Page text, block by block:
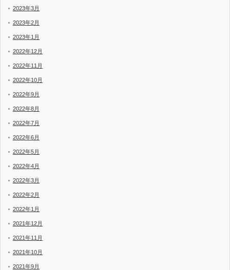
2023年3月
2023年2月
2023年1月
2022年12月
2022年11月
2022年10月
2022年9月
2022年8月
2022年7月
2022年6月
2022年5月
2022年4月
2022年3月
2022年2月
2022年1月
2021年12月
2021年11月
2021年10月
2021年9月